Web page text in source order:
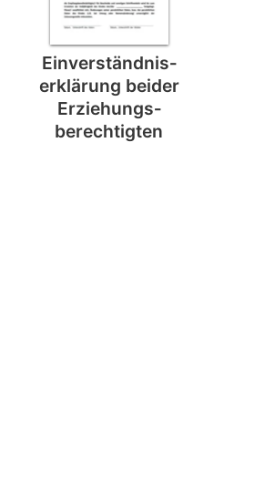
Einverständnis­
erklärung beider
Erziehungs­
berechtigten